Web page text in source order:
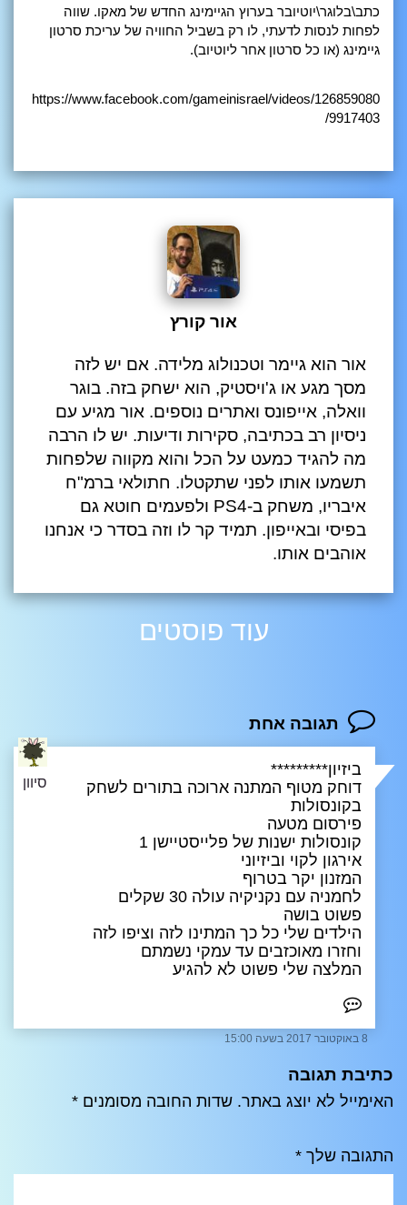
כתב\בלוגר\יוטיובר בערוץ הגיימינג החדש של מאקו. שווה
לפחות לנסות לדעתי, לו רק בשביל החוויה של עריכת סרטון
גיימינג (או כל סרטון אחר ליוטיוב).
https://www.facebook.com/gameinisrael/videos/126859080
9917403/
אור קורץ
אור הוא גיימר וטכנולוג מלידה. אם יש לזה
מסך מגע או ג'ויסטיק, הוא ישחק בזה. בוגר
וואלה, אייפונס ואתרים נוספים. אור מגיע עם
ניסיון רב בכתיבה, סקירות ודיעות. יש לו הרבה
מה להגיד כמעט על הכל והוא מקווה שלפחות
תשמעו אותו לפני שתקטלו. חתולאי ברמ"ח
איבריו, משחק ב-PS4 ולפעמים חוטא גם
בפיסי ובאייפון. תמיד קר לו וזה בסדר כי אנחנו
אוהבים אותו.
עוד פוסטים
תגובה אחת
סיוון
8 באוקטובר 2017 בשעה 15:00
ביזיון*********
דוחק מטוף המתנה ארוכה בתורים לשחק
בקונסולות
פירסום מטעה
קונסולות ישנות של פלייסטיישן 1
אירגון לקוי וביזיוני
המזנון יקר בטרוף
לחמניה עם נקניקיה עולה 30 שקלים
פשוט בושה
הילדים שלי כל כך המתינו לזה וציפו לזה
וחזרו מאוכזבים עד עמקי נשמתם
המלצה שלי פשוט לא להגיע
כתיבת תגובה
האימייל לא יוצג באתר. שדות החובה מסומנים *
התגובה שלך *